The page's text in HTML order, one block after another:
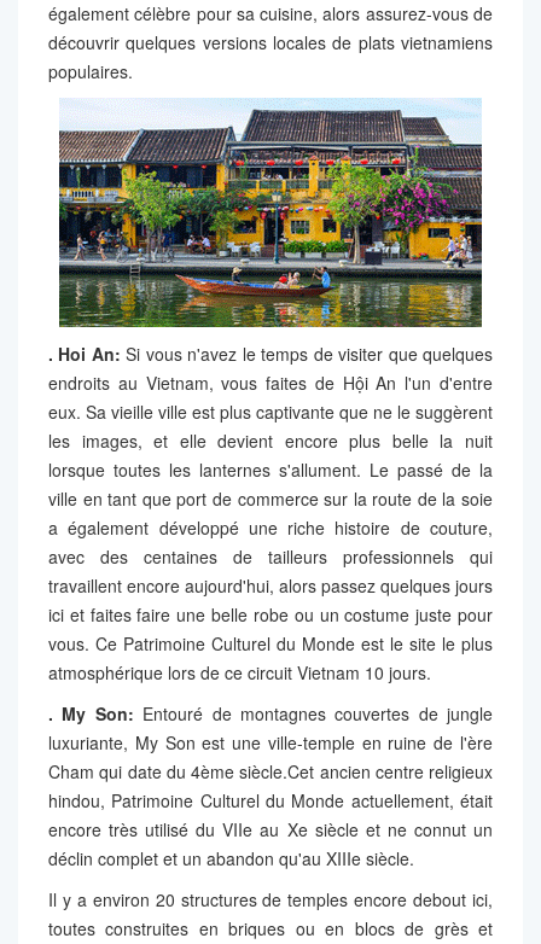
également célèbre pour sa cuisine, alors assurez-vous de
découvrir quelques versions locales de plats vietnamiens
populaires.
. Hoi An: Si vous n'avez le temps de visiter que quelques
endroits au Vietnam, vous faites de Hội An l'un d'entre
eux. Sa vieille ville est plus captivante que ne le suggèrent
les images, et elle devient encore plus belle la nuit
lorsque toutes les lanternes s'allument. Le passé de la
ville en tant que port de commerce sur la route de la soie
a également développé une riche histoire de couture,
avec des centaines de tailleurs professionnels qui
travaillent encore aujourd'hui, alors passez quelques jours
ici et faites faire une belle robe ou un costume juste pour
vous. Ce Patrimoine Culturel du Monde est le site le plus
atmosphérique lors de ce circuit Vietnam 10 jours.
. My Son: Entouré de montagnes couvertes de jungle
luxuriante, My Son est une ville-temple en ruine de l'ère
Cham qui date du 4ème siècle.Cet ancien centre religieux
hindou, Patrimoine Culturel du Monde actuellement, était
encore très utilisé du VIIe au Xe siècle et ne connut un
déclin complet et un abandon qu'au XIIIe siècle.
Il y a environ 20 structures de temples encore debout ici,
toutes construites en briques ou en blocs de grès et